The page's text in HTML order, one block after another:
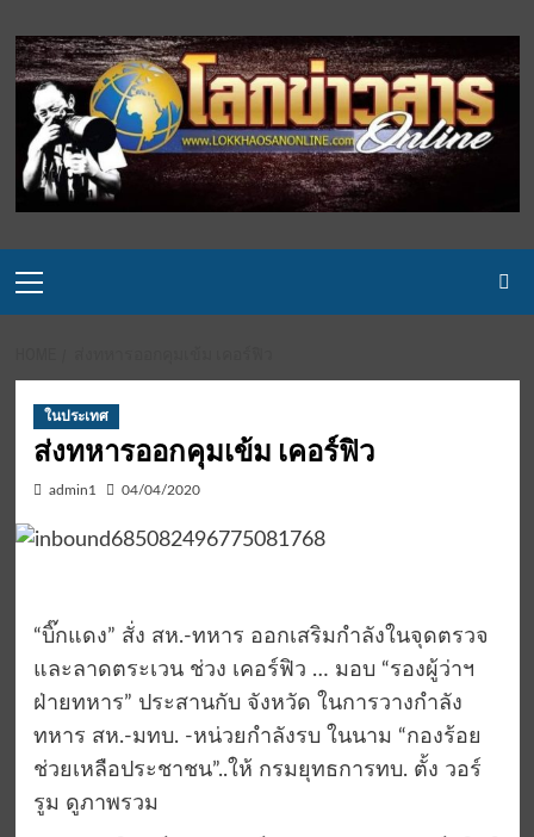
to
content
Menu
ในประเทศ
ส่งทหารออกคุมเข้ม เคอร์ฟิว
admin1 04/04/2020
“บิ๊กแดง” สั่ง สห.-ทหาร ออกเสริมกำลังในจุดตรวจ
และลาดตระเวน ช่วง เคอร์ฟิว … มอบ “รองผู้ว่าฯ
ฝ่ายทหาร” ประสานกับ จังหวัด ในการวางกำลัง
ทหาร สห.-มทบ. -หน่วยกำลังรบ ในนาม “กองร้อย
ช่วยเหลือประชาชน”..ให้ กรมยุทธการทบ. ตั้ง วอร์
รูม ดูภาพรวม